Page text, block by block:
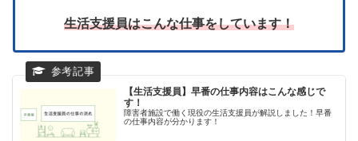
生活支援員はこんな仕事をしています！
【生活支援員】早番の仕事内容はこんな感じで
す！
障害者施設で働く現役の生活支援員が解説しました！早番
の仕事内容が分かります！